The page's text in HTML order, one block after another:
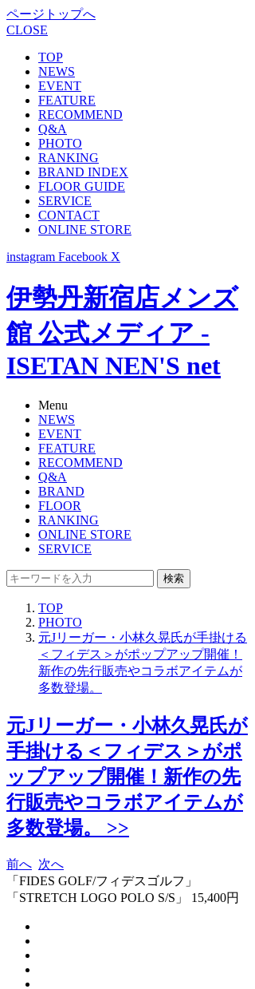
ページトップへ
CLOSE
TOP
NEWS
EVENT
FEATURE
RECOMMEND
Q&A
PHOTO
RANKING
BRAND INDEX
FLOOR GUIDE
SERVICE
CONTACT
ONLINE STORE
instagram Facebook X
伊勢丹新宿店メンズ
館 公式メディア -
ISETAN NEN'S net
Menu
NEWS
EVENT
FEATURE
RECOMMEND
Q&A
BRAND
FLOOR
RANKING
ONLINE STORE
SERVICE
検索
TOP
PHOTO
元Jリーガー・小林久晃氏が手掛ける
＜フィデス＞がポップアップ開催！
新作の先行販売やコラボアイテムが
多数登場。
元Jリーガー・小林久晃氏が
手掛ける＜フィデス＞がポ
ップアップ開催！新作の先
行販売やコラボアイテムが
多数登場。 >>
前へ 次へ
「FIDES GOLF/フィデスゴルフ」
「STRETCH LOGO POLO S/S」 15,400円